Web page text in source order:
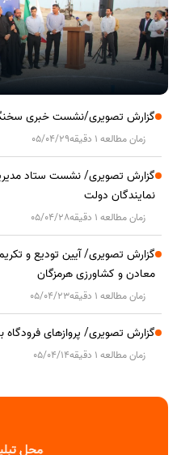
گزارش تصویری/نشست خبری
زمان مطالعه 1 دقیقه 05/04/29
گزارش تصویری/ نشست ستاد
نمایندگان دولت
زمان مطالعه 1 دقیقه 05/04/28
گزارش تصویری/ آیین تودیع و تکریم
معادن و کشاورزی هرمزگان
زمان مطالعه 1 دقیقه 05/04/23
گزارش تصویری/ پروازهای
زمان مطالعه 1 دقیقه 05/04/14